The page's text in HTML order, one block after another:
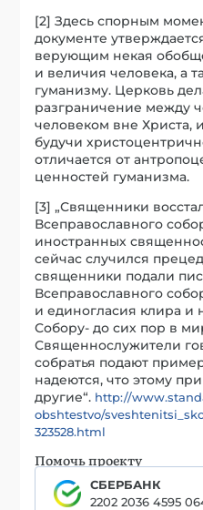
[2] Здесь спорным
документе
верующим некая
и величия человека, а
гуманизму. Церковь
разграничение между
человеком вне Христа,
будучи
отличается от
ценностей гуманизма.
[3] „Священники
Всеправославного
иностранных
сейчас случился
священники подали
Всеправославного
и единогласия клира
Собору- до сих пор в
Священнослужители
собратья подают
надеются, что этому
другие“. http://
obshtestvo/
323528.html
Помочь проекту
СБЕРБАНК
2202 2036 4595